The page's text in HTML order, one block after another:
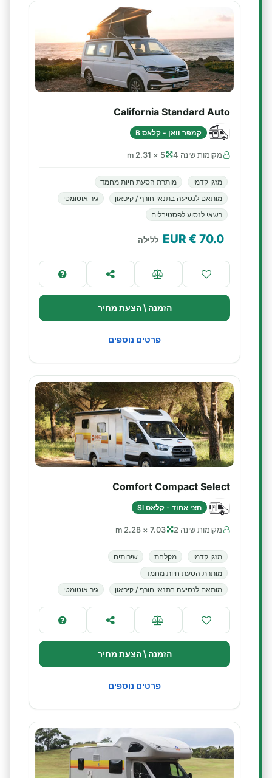
California Standard Auto
קמפר וואן - קלאס B
מקומות שינה 4 5 × 2.31 m
מזגן קדמי
מותרת הסעת חיות מחמד
מותאם לנסיעה בתנאי חורף / קיפאון
גיר אוטומטי
רשאי לנסוע לפסטיבלים
70.0
€ EUR ללילה
הזמנה \ הצעת מחיר
פרטים נוספים
Comfort Compact Select
חצי אחוד - קלאס SI
מקומות שינה 2 7.03 × 2.28 m
מזגן קדמי מקלחת
שירותים
מותרת הסעת חיות מחמד
מותאם לנסיעה בתנאי חורף / קיפאון
גיר אוטומטי
הזמנה \ הצעת מחיר
פרטים נוספים